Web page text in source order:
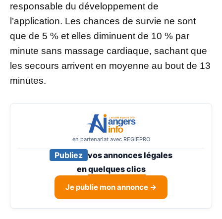
responsable du développement de
l’application. Les chances de survie ne sont
que de 5 % et elles diminuent de 10 % par
minute sans massage cardiaque, sachant que
les secours arrivent en moyenne au bout de 13
minutes.
en partenariat avec REGIEPRO
Publiez vos annonces légales
enquelques clics
Je publie mon annonce →